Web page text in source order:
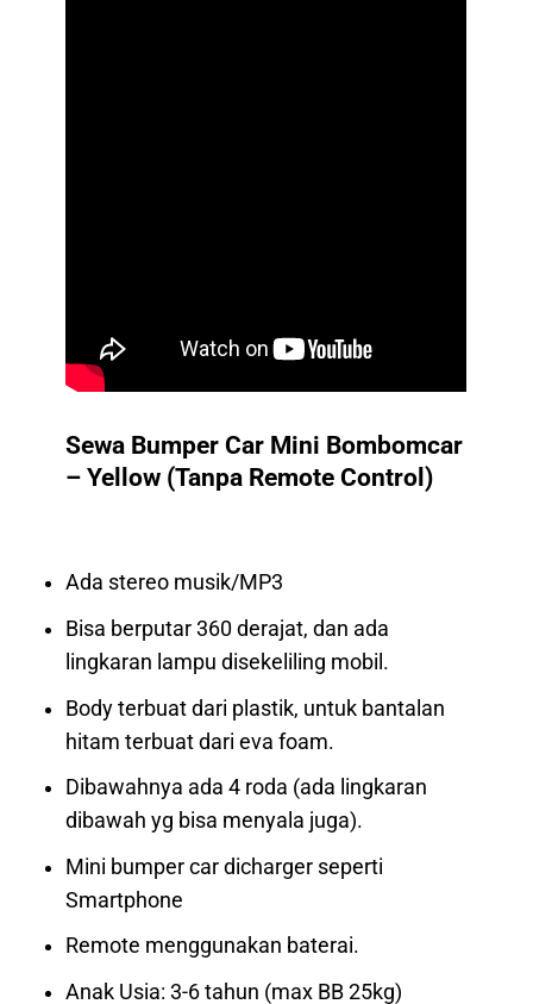
Sewa Bumper Car Mini Bombomcar
– Yellow (Tanpa Remote Control)
Ada stereo musik/MP3
Bisa berputar 360 derajat, dan ada
lingkaran lampu disekeliling mobil.
Body terbuat dari plastik, untuk bantalan
hitam terbuat dari eva foam.
Dibawahnya ada 4 roda (ada lingkaran
dibawah yg bisa menyala juga).
Mini bumper car dicharger seperti
Smartphone
Remote menggunakan baterai.
Anak Usia: 3-6 tahun (max BB 25kg)